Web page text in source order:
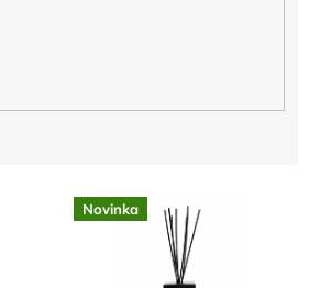
Novinka